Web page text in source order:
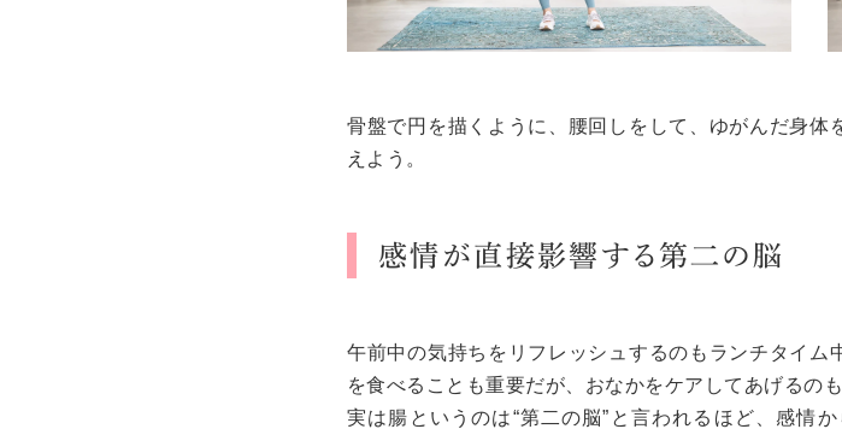
骨盤で円を描くように、腰回しをして、ゆがんだ身
えよう。
感情が直接影響する第二の脳
午前中の気持ちをリフレッシュするのもランチタイ
を食べることも重要だが、おなかをケアしてあげるのも
実は腸というのは“第二の脳”と言われるほど、感情